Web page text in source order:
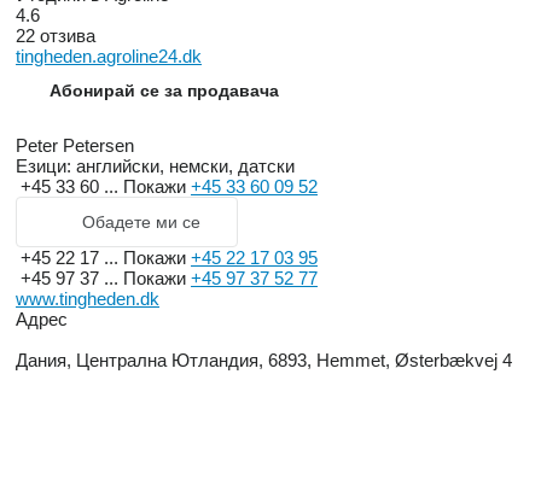
4.6
22 отзива
tingheden.agroline24.dk
Абонирай се за продавача
Peter Petersen
Езици: английски, немски, датски
+45 33 60 ... Покажи +45 33 60 09 52
Обадете ми се
+45 22 17 ... Покажи +45 22 17 03 95
+45 97 37 ... Покажи +45 97 37 52 77
www.tingheden.dk
Адрес
Дания, Централна Ютландия, 6893, Hemmet, Østerbækvej 4